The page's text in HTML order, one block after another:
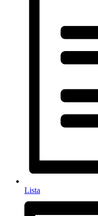
Lista